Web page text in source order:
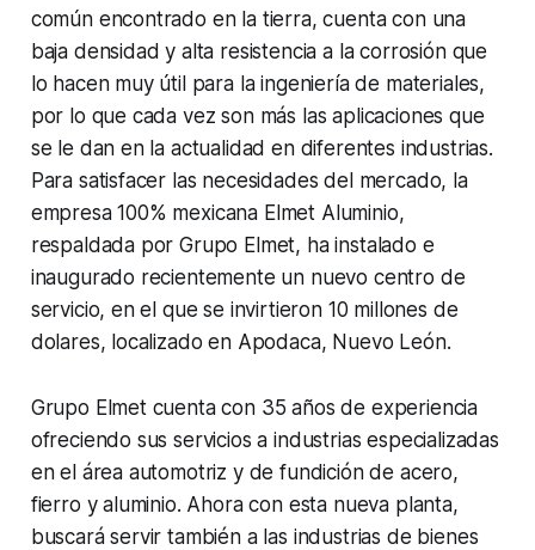
común encontrado en la tierra, cuenta con una
baja densidad y alta resistencia a la corrosión que
lo hacen muy útil para la ingeniería de materiales,
por lo que cada vez son más las aplicaciones que
se le dan en la actualidad en diferentes industrias.
Para satisfacer las necesidades del mercado, la
empresa 100% mexicana Elmet Aluminio,
respaldada por Grupo Elmet, ha instalado e
inaugurado recientemente un nuevo centro de
servicio, en el que se invirtieron 10 millones de
dolares, localizado en Apodaca, Nuevo León.
Grupo Elmet cuenta con 35 años de experiencia
ofreciendo sus servicios a industrias especializadas
en el área automotriz y de fundición de acero,
fierro y aluminio. Ahora con esta nueva planta,
buscará servir también a las industrias de bienes